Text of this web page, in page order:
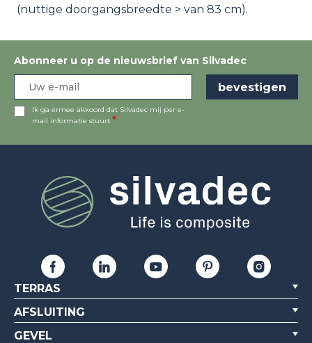
(nuttige doorgangsbreedte > van 83 cm).
Abonneer u op de nieuwsbrief van Silvadec
Ik ga ermee akkoord dat Silvadec mij per e-
mail informatie stuurt
TERRAS
AFSLUITING
GEVEL